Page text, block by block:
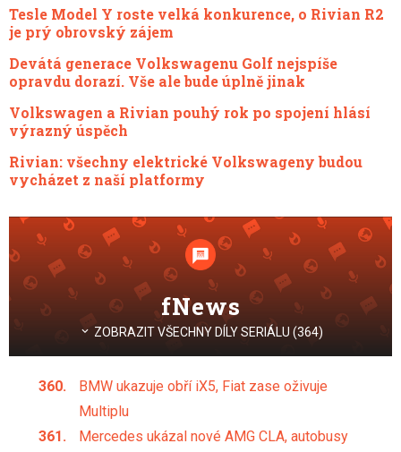
fNews
ZOBRAZIT VŠECHNY DÍLY SERIÁLU (364)
BMW ukazuje obří iX5, Fiat zase oživuje
Multiplu
Mercedes ukázal nové AMG CLA, autobusy
Tesle Model Y roste velká konkurence, o Rivian R2
je prý obrovský zájem
Devátá generace Volkswagenu Golf nejspíše
opravdu dorazí. Vše ale bude úplně jinak
Volkswagen a Rivian pouhý rok po spojení hlásí
výrazný úspěch
Rivian: všechny elektrické Volkswageny budou
vycházet z naší platformy